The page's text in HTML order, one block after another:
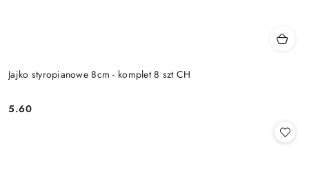
Jajko styropianowe 8cm - komplet 8 szt CH
Cena:
5.60